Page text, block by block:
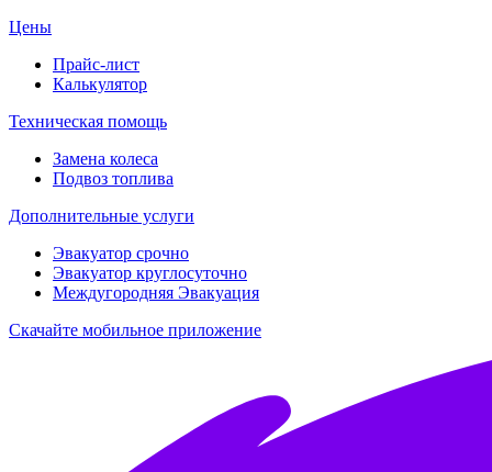
Цены
Прайс-лист
Калькулятор
Техническая помощь
Замена колеса
Подвоз топлива
Дополнительные услуги
Эвакуатор срочно
Эвакуатор круглосуточно
Междугородняя Эвакуация
Скачайте мобильное приложение